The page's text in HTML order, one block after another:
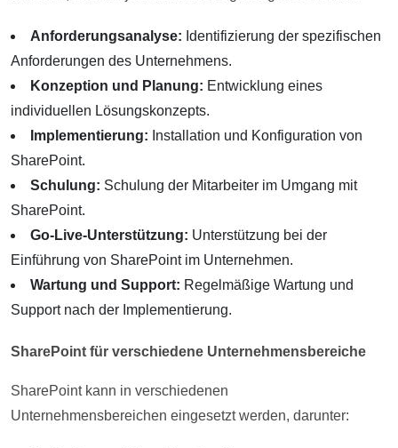
Anforderungsanalyse: Identifizierung der spezifischen
Anforderungen des Unternehmens.
Konzeption und Planung: Entwicklung eines
individuellen Lösungskonzepts.
Implementierung: Installation und Konfiguration von
SharePoint.
Schulung: Schulung der Mitarbeiter im Umgang mit
SharePoint.
Go-Live-Unterstützung: Unterstützung bei der
Einführung von SharePoint im Unternehmen.
Wartung und Support: Regelmäßige Wartung und
Support nach der Implementierung.
SharePoint für verschiedene Unternehmensbereiche
SharePoint kann in verschiedenen
Unternehmensbereichen eingesetzt werden, darunter: